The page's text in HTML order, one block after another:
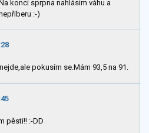
konci sprpna nahlásím váhu a
:-)
pokusím se.Mám 93,5 na 91.
pěsti!! :-DD